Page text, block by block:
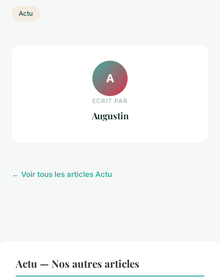
Actu
A
ECRIT PAR
Augustin
← Voir tous les articles Actu
Actu — Nos autres articles